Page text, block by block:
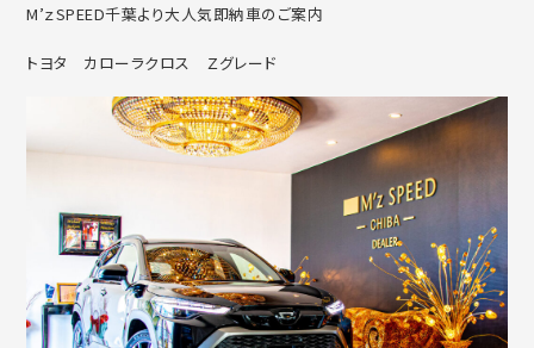
M’ｚSPEED千葉より大人気即納車のご案内
トヨタ カローラクロス Ｚグレード